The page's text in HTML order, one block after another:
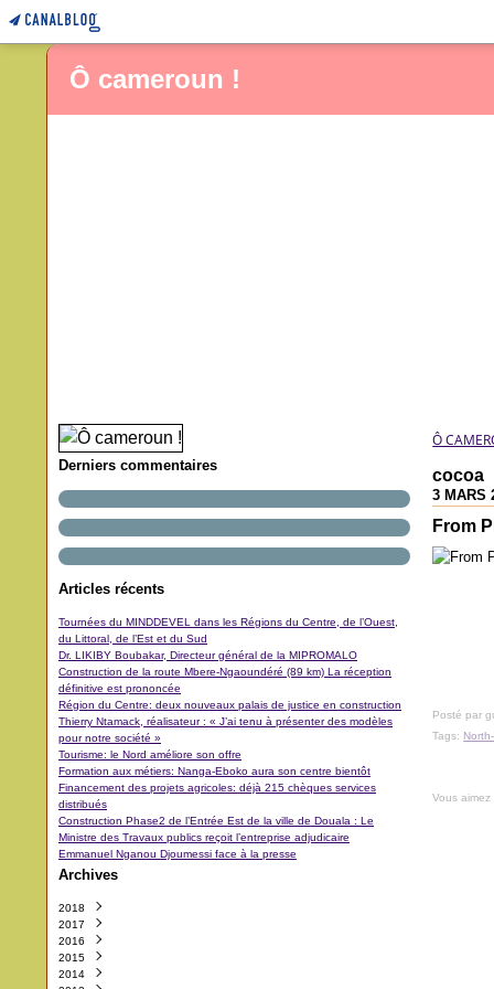
Ô cameroun !
Derniers commentaires
Articles récents
Tournées du MINDDEVEL dans les Régions du Centre, de l’Ouest,
du Littoral, de l’Est et du Sud
Dr. LIKIBY Boubakar, Directeur général de la MIPROMALO
Construction de la route Mbere-Ngaoundéré (89 km) La réception
définitive est prononcée
Région du Centre: deux nouveaux palais de justice en construction
Thierry Ntamack, réalisateur : « J’ai tenu à présenter des modèles
pour notre société »
Tourisme: le Nord améliore son offre
Formation aux métiers: Nanga-Eboko aura son centre bientôt
Financement des projets agricoles: déjà 215 chèques services
distribués
Construction Phase2 de l’Entrée Est de la ville de Douala : Le
Ministre des Travaux publics reçoit l’entreprise adjudicaire
Emmanuel Nganou Djoumessi face à la presse
Archives
2018
Octobre
Septembre
Août
Juillet
2017
Décembre
Novembre
Octobre
2016
Décembre
Novembre
2015
Décembre
2014
Ô
cocoa
3 MARS
From
Posté par
Tags:
Vous aimez